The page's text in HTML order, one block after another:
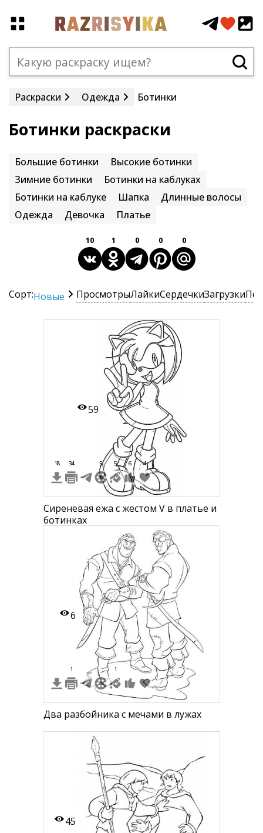
Раскраски Одежда Ботинки
Ботинки раскраски
Большие ботинки
Высокие ботинки
Зимние ботинки
Ботинки на каблуках
Ботинки на каблуке
Шапка
Длинные волосы
Одежда
Девочка Платье
10 1 0 0 0
Сорт:Новые ПросмотрыЛайкиСердечкиЗагрузки
59
18 34 5 5 6 4
Сиреневая ежа с жестом V в платье и
ботинках
6
1 1
Два разбойника с мечами в лужах
45